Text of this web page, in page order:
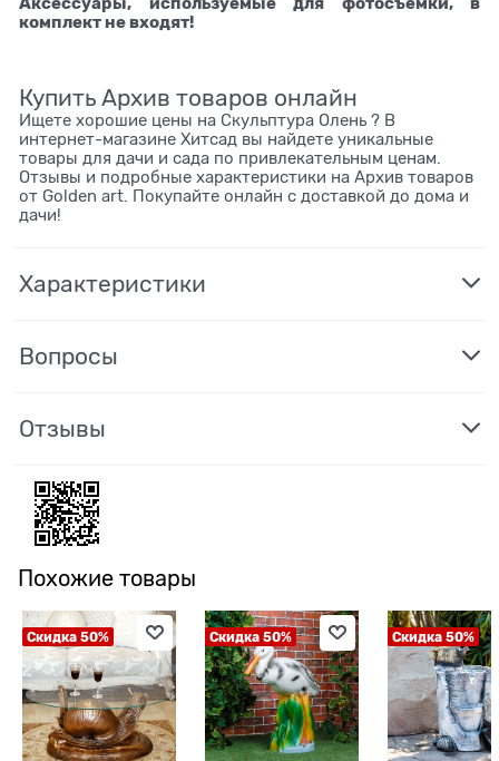
комплект не входят!
Купить Архив товаров онлайн
Ищете хорошие цены на Скульптура Олень ? В
интернет-магазине Хитсад вы найдете уникальные
товары для дачи и сада по привлекательным ценам.
Отзывы и подробные характеристики на Архив товаров
от Golden art. Покупайте онлайн с доставкой до дома и
дачи!
Характеристики
Вопросы
Отзывы
Похожие товары
Скидка 50% Скидка 50% Скидка 50%